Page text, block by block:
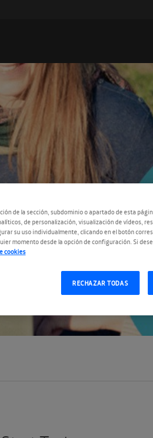
de la sección, subdominio o apartado de esta
de personalización, visualización de vídeos,
su uso individualmente, clicando en el botón
momento desde la opción de configuración. Si
cookies
RECHAZAR TODAS